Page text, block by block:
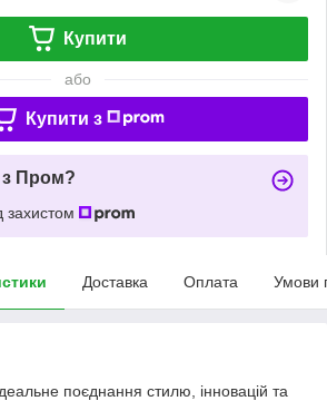
Купити
або
Купити з
з Пром?
захистом
Доставка Оплата Умови
поєднання стилю, інновацій та